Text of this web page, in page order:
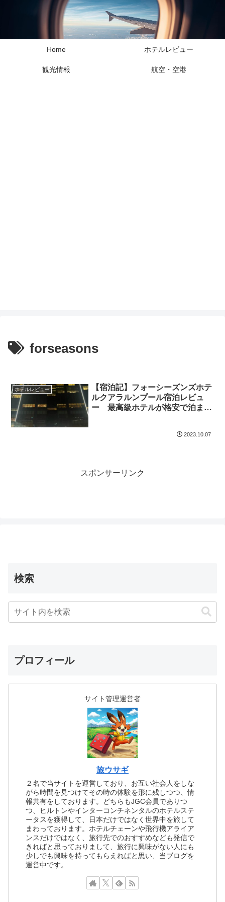
Home ホテルレビュー
観光情報 航空・空港
forseasons
ホテルレビュー
【宿泊記】フォーシーズンズホテ
ルクアラルンプール宿泊レビュ
ー 最高級ホテルが格安で泊まれ
2023.10.07
スポンサーリンク
検索
プロフィール
サイト管理運営者
旅ウサギ
２名で当サイトを運営しており、お互い社会人をしな
がら時間を見つけてその時の体験を形に残しつつ、情
報共有をしております。どちらもJGC会員でありつ
つ、ヒルトンやインターコンチネンタルのホテルステ
ータスを獲得して、日本だけではなく世界中を旅して
まわっております。ホテルチェーンや飛行機アライア
ンスだけではなく、旅行先でのおすすめなども発信で
きればと思っておりまして、旅行に興味がない人にも
少しでも興味を持ってもらえればと思い、当ブログを
運営中です。